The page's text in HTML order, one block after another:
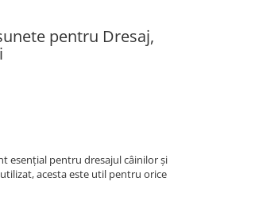
pentru Dresaj,
esențial pentru dresajul câinilor și
acesta este util pentru orice